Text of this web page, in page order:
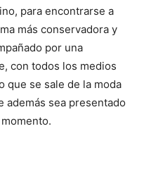
para encontrarse a
más conservadora y
por una
con todos los medios
que se sale de la moda
además sea presentado